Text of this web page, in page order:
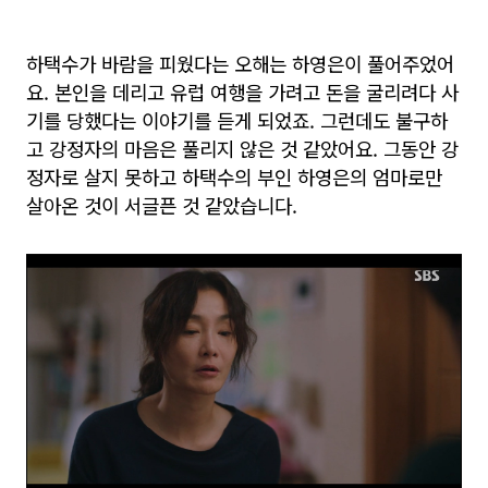
하택수가 바람을 피웠다는 오해는 하영은이 풀어주었어
요. 본인을 데리고 유럽 여행을 가려고 돈을 굴리려다 사
기를 당했다는 이야기를 듣게 되었죠. 그런데도 불구하
고 강정자의 마음은 풀리지 않은 것 같았어요. 그동안 강
정자로 살지 못하고 하택수의 부인 하영은의 엄마로만
살아온 것이 서글픈 것 같았습니다.